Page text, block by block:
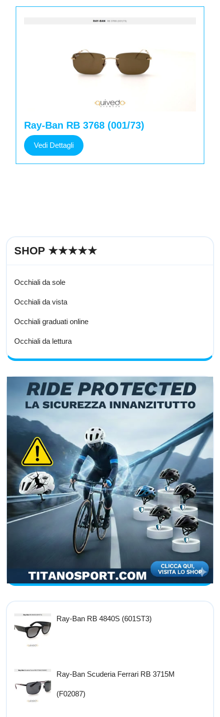
Ray-Ban RB 3768 (001/73)
Vedi DettagliVedi
Dettagli
SHOP ★★★★★
Occhiali da sole
Occhiali da vista
Occhiali graduati online
Occhiali da lettura
Ray-Ban RB 4840S (601ST3)
Ray-Ban Scuderia Ferrari RB 3715M
(F02087)